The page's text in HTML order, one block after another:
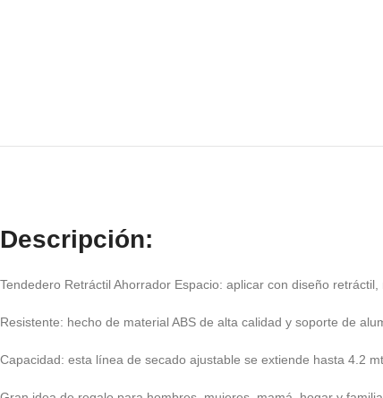
Descripción:
Tendedero Retráctil Ahorrador Espacio: aplicar con diseño
Resistente: hecho de material ABS de alta calidad y soporte de
Capacidad: esta línea de secado ajustable se extiende hasta 4.2